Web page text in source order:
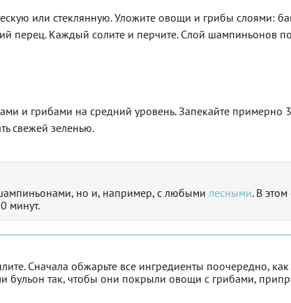
или стеклянную. Уложите овощи и грибы слоями:
перец. Каждый солите и перчите. Слой шампиньонов
и грибами на средний уровень. Запекайте примерно
свежей зеленью.
но и, например, с любыми лесными. В этом
минут.
Сначала обжарьте все ингредиенты поочередно, как
бульон так, чтобы они покрыли овощи с грибами,